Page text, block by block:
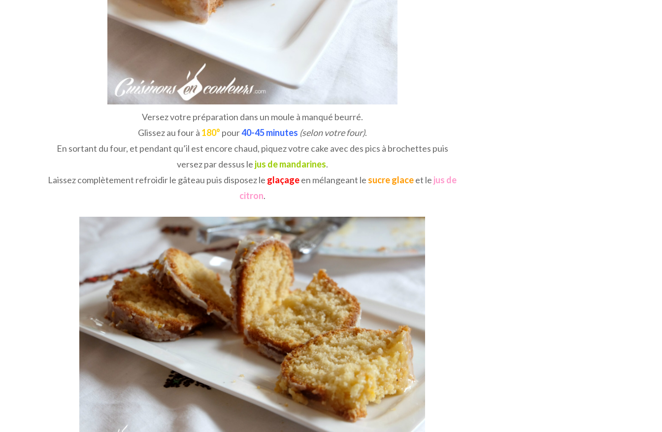
Versez votre préparation dans un moule à manqué beurré.
Glissez au four à 180° pour40-45 minutes (selon votre four).
En sortant du four, et pendant qu’il est encore chaud, piquez votre cake avec des pics à brochettes puis
versez par dessus le jus de mandarines.
Laissez complètement refroidir le gâteau puis disposez le glaçageen mélangeant le sucre glaceet le jus de
citron.